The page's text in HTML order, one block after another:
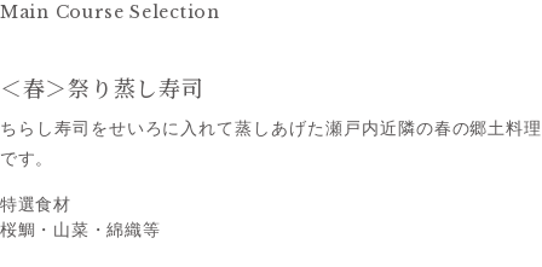
Main Course Selection
＜春＞祭り蒸し寿司
ちらし寿司をせいろに⼊れて蒸しあげた瀬戸内近隣の春の郷⼟料理
です。
特選食材
桜鯛・⼭菜・綿織等